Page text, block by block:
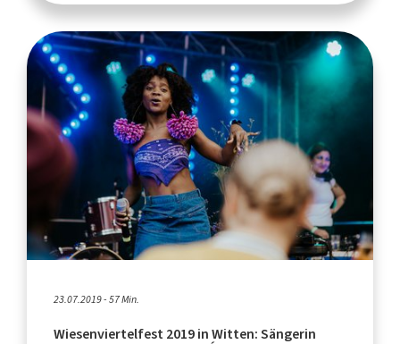
23.07.2019 - 57 Min.
Wiesenviertelfest 2019 in Witten: Sängerin